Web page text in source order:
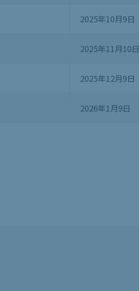
2025年10月9日
2025年11月10日
2025年12月9日
2026年1月9日